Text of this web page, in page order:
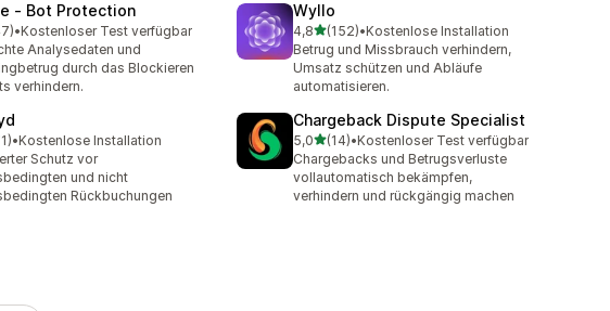
‑ Bot Protection
Sternen
insgesamt
•Kostenloser Test verfügbar
Analysedaten und
durch das Blockieren
verhindern.
Wyllo
4,8von 5 Sternen
(152)
152 Rezensionen insgesamt
•Kostenlose Installation
Betrug und Missbrauch verhindern,
Umsatz schützen und Abläufe
automatisieren.
Sternen
insgesamt
•Kostenlose Installation
Schutz vor
und nicht
Rückbuchungen
Chargeback Dispute Specialist
5,0von 5 Sternen
(14)
14 Rezensionen insgesamt
•Kostenloser Test verfügbar
Chargebacks und Betrugsverluste
vollautomatisch bekämpfen,
verhindern und rückgängig machen